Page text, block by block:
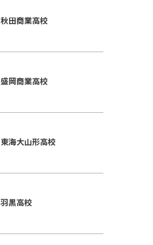
秋田商業高校
盛岡商業高校
東海大山形高校
羽黒高校